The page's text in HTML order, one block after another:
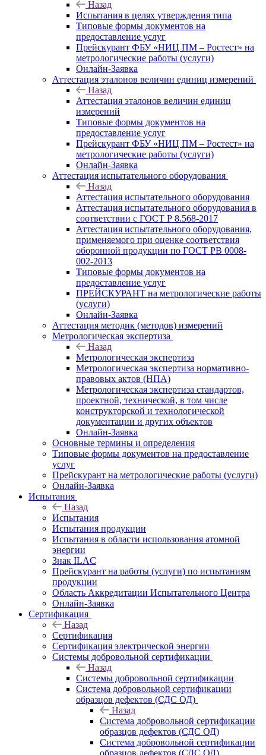
Назад
Испытания в целях утверждения типа
Типовые формы документов на
предоставление услуг
Прейскурант ФБУ «НИЦ ПМ – Ростест» на
метрологические работы (услуги)
Онлайн-Заявка
Аттестация эталонов величин единиц измерений
Назад
Аттестация эталонов величин единиц
измерений
Типовые формы документов на
предоставление услуг
Прейскурант ФБУ «НИЦ ПМ – Ростест» на
метрологические работы (услуги)
Онлайн-Заявка
Аттестация испытательного оборудования
Назад
Аттестация испытательного оборудования
Аттестация испытательного оборудования в
соответствии с ГОСТ Р 8.568-2017
Аттестация испытательного оборудования,
применяемого при оценке соответствия
оборонной продукции по ГОСТ РВ 0008-
002-2013
Типовые формы документов на
предоставление услуг
ПРЕЙСКУРАНТ на метрологические работы
(услуги)
Онлайн-Заявка
Аттестация методик (методов) измерений
Метрологическая экспертиза
Назад
Метрологическая экспертиза
Метрологическая экспертиза нормативно-
правовых актов (НПА)
Метрологическая экспертиза стандартов,
проектной, технической, в том числе
конструкторской и технологической
документации и других объектов
Онлайн-Заявка
Основные термины и определения
Типовые формы документов на предоставление
услуг
Прейскурант на метрологические работы (услуги)
Онлайн-Заявка
Испытания
Назад
Испытания
Испытания продукции
Испытания в области использования атомной
энергии
Знак ILAC
Прейскурант на работы (услуги) по испытаниям
продукции
Область Аккредитации Испытательного Центра
Онлайн-Заявка
Сертификация
Назад
Сертификация
Сертификация электрической энергии
Системы добровольной сертификации
Назад
Системы добровольной сертификации
Система добровольной сертификации
образцов дефектов (СДС ОД)
Назад
Система добровольной сертификации
образцов дефектов (СДС ОД)
Система добровольной сертификации
образцов дефектов (СДС ОД)